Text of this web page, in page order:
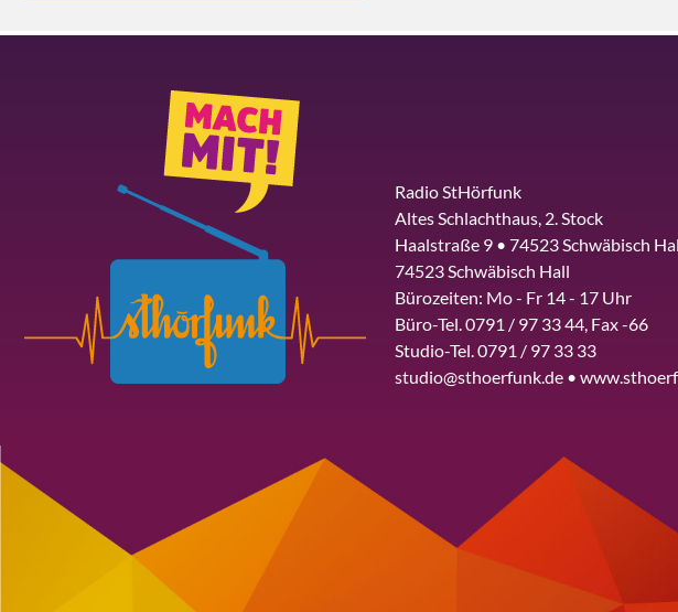
Radio StHörfunk
Altes Schlachthaus, 2. Stock
Haalstraße 9 • 74523 Schwäbisch
74523 Schwäbisch Hall
Bürozeiten: Mo - Fr 14 - 17 Uhr
Büro-Tel. 0791 / 97 33 44, Fax -66
Studio-Tel. 0791 / 97 33 33
studio@sthoerfunk.de •